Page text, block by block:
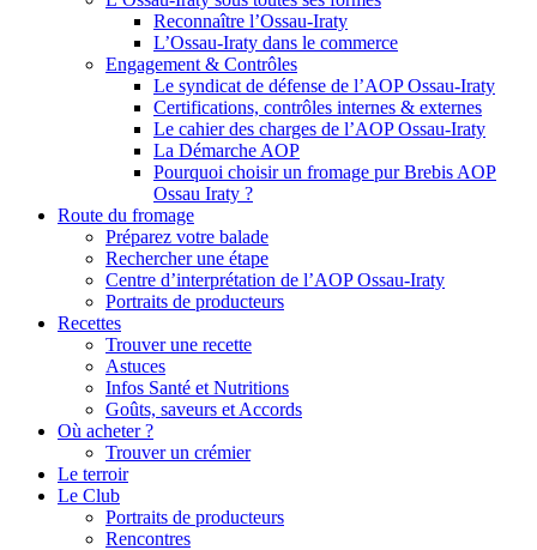
Reconnaître l’Ossau-Iraty
L’Ossau-Iraty dans le commerce
Engagement & Contrôles
Le syndicat de défense de l’AOP Ossau-Iraty
Certifications, contrôles internes & externes
Le cahier des charges de l’AOP Ossau-Iraty
La Démarche AOP
Pourquoi choisir un fromage pur Brebis AOP
Ossau Iraty ?
Route du fromage
Préparez votre balade
Rechercher une étape
Centre d’interprétation de l’AOP Ossau-Iraty
Portraits de producteurs
Recettes
Trouver une recette
Astuces
Infos Santé et Nutritions
Goûts, saveurs et Accords
Où acheter ?
Trouver un crémier
Le terroir
Le Club
Portraits de producteurs
Rencontres